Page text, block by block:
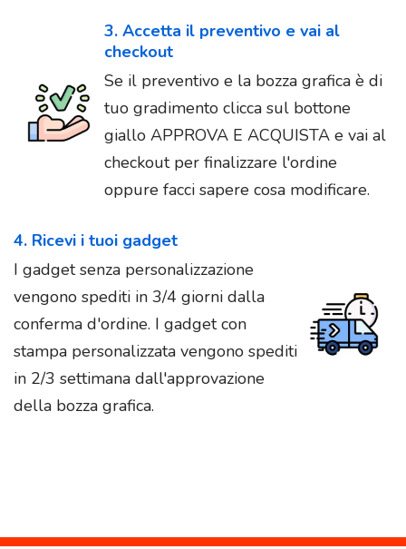
3. Accetta il preventivo e vai al
checkout
Se il preventivo e la bozza grafica è di
tuo gradimento clicca sul bottone
giallo APPROVA E ACQUISTA e vai al
checkout per finalizzare l'ordine
oppure facci sapere cosa modificare.
4. Ricevi i tuoi gadget
I gadget senza personalizzazione
vengono spediti in 3/4 giorni dalla
conferma d'ordine. I gadget con
stampa personalizzata vengono spediti
in 2/3 settimana dall'approvazione
della bozza grafica.